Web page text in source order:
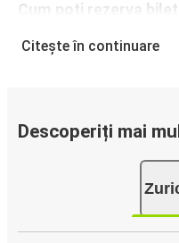
Cum poți rezerva
clicuri. La achiziționarea
Pay. Alternativ, poți plăti
sau la unul din punctele
Citește în continuare
Descoperiți mai